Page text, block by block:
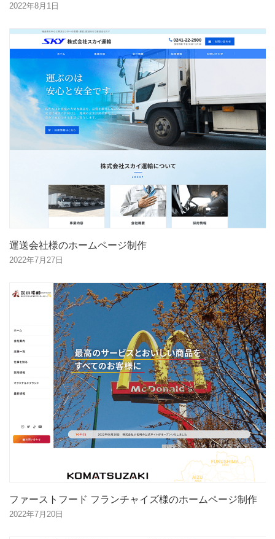
2022年8月1日
運送会社様のホームページ制作
2022年7月27日
ファーストフード フランチャイズ様のホームページ制作
2022年7月20日